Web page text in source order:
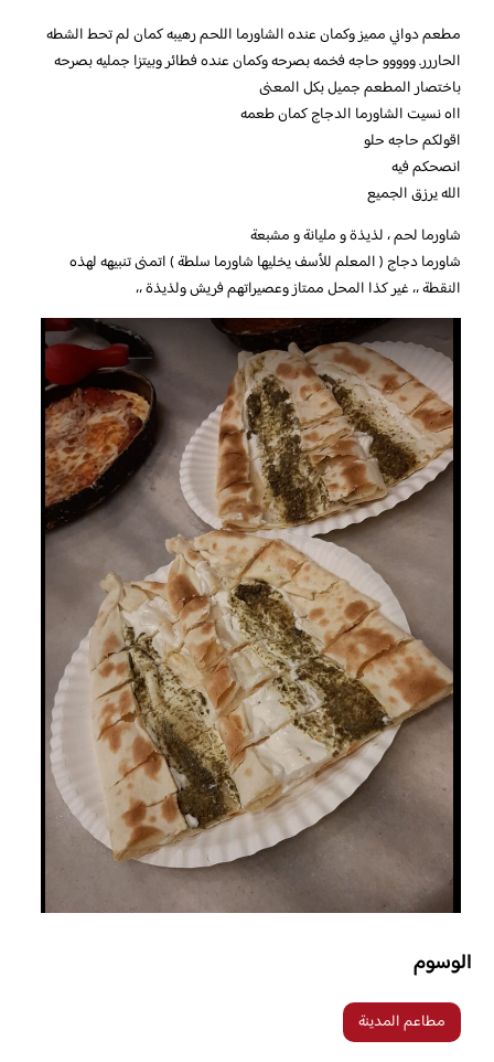
مطعم دواني مميز وكمان عنده الشاورما اللحم رهيبه كمان لم تحط الشطه
الحاررر. ووووو حاجه فخمه بصرحه وكمان عنده فطائر وبيتزا جمليه بصرحه
باختصار المطعم جميل بكل المعنى
ااه نسيت الشاورما الدجاج كمان طعمه
اقولكم حاجه حلو
انصحكم فيه
الله يرزق الجميع
شاورما لحم ، لذيذة و مليانة و مشبعة
شاورما دجاج ( المعلم للأسف يخليها شاورما سلطة ) اتمنى تنبيهه لهذه
النقطة ،، غير كذا المحل ممتاز وعصيراتهم فريش ولذيذة ،،
الوسوم
مطاعم المدينة